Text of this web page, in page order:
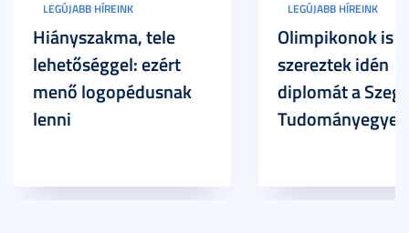
LEGÚJABB HÍREINK
Hiányszakma, tele
lehetőséggel: ezért
menő logopédusnak
lenni
LEGÚJABB HÍREINK
Olimpikonok is
szereztek idén
diplomát a